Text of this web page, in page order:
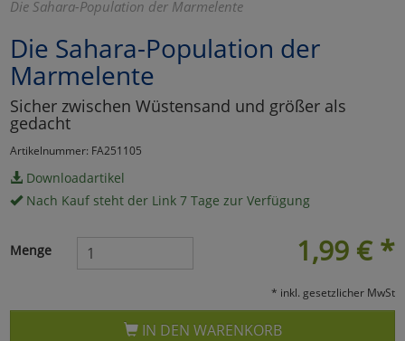
Die Sahara-Population der Marmelente
Die Sahara-Population der
Marmelente
Sicher zwischen Wüstensand und größer als
gedacht
Artikelnummer: FA251105
Downloadartikel
Nach Kauf steht der Link 7 Tage zur Verfügung
1,99 € *
Menge
* inkl. gesetzlicher MwSt
IN DEN WARENKORB
Umfragetools
Cookies
Einstellungen speichern